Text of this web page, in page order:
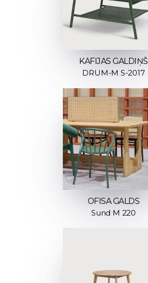
KAFIJAS GALDIŅŠ
DRUM-M S-2017
OFISA GALDS
Sund M 220